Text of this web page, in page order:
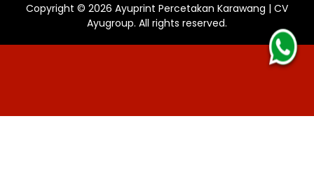
Copyright © 2026 Ayuprint Percetakan Karawang | CV
Ayugroup. All rights reserved.